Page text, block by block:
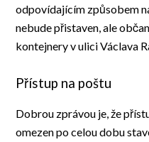
odpovídajícím způsobem
nebude přistaven, ale
kontejnery v ulici Václava
Přístup na poštu
Dobrou zprávou je, že
omezen po celou dobu